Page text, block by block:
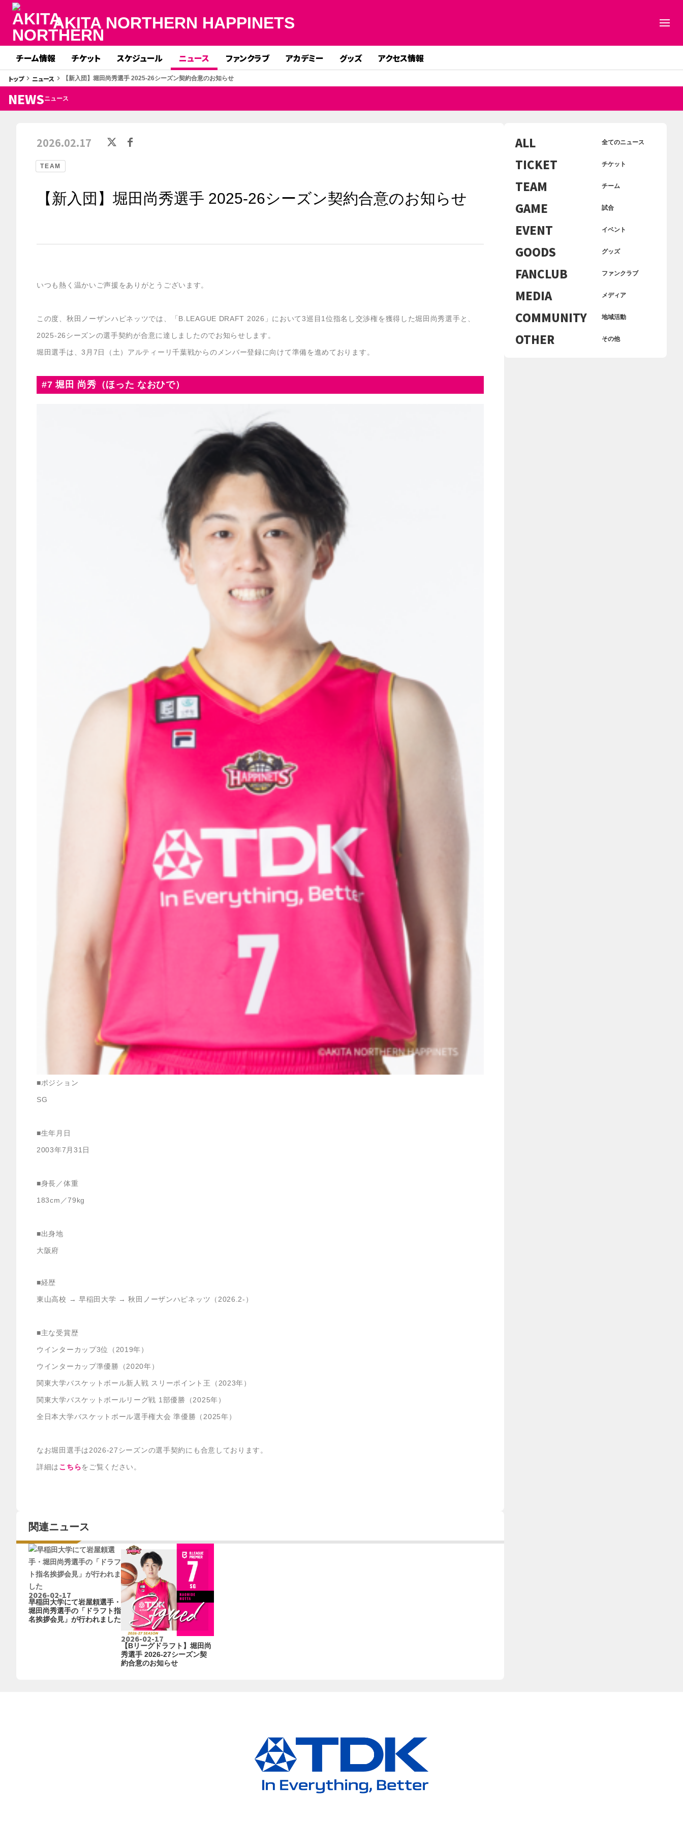
AKITA NORTHERN HAPPINETS
チーム情報 チケット スケジュール ニュース ファンクラブ アカデミー グッズ アクセス情報
トップkeyboard_arrow_right ニュース keyboard_arrow_right 【新入団】堀田尚秀選手 2025-26シーズン契約合意のお知らせ
NEWSニュース
TEAM
2026.02.17
【新入団】堀田尚秀選手 2025-26シーズン契約合意のお知らせ
いつも熱く温かいご声援をありがとうございます。
この度、秋田ノーザンハピネッツでは、「B.LEAGUE DRAFT 2026」において3巡目1位指名し交渉権を獲得した堀田尚秀選手と、
2025-26シーズンの選手契約が合意に達しましたのでお知らせします。
堀田選手は、3月7日（土）アルティーリ千葉戦からのメンバー登録に向けて準備を進めております。
#7 堀田 尚秀（ほった なおひで）
■ポジション
SG
■生年月日
2003年7月31日
■身長／体重
183cm／79kg
■出身地
大阪府
■経歴
東山高校 → 早稲田大学 → 秋田ノーザンハピネッツ（2026.2-）
■主な受賞歴
ウインターカップ3位（2019年）
ウインターカップ準優勝（2020年）
関東大学バスケットボール新人戦 スリーポイント王（2023年）
関東大学バスケットボールリーグ戦 1部優勝（2025年）
全日本大学バスケットボール選手権大会 準優勝（2025年）
なお堀田選手は2026-27シーズンの選手契約にも合意しております。
詳細はこちらをご覧ください。
関連ニュース
2026-02-17
早稲田大学にて岩屋頼選手・
堀田尚秀選手の「ドラフト指
名挨拶会見」が行われました
2026-02-17
【Bリーグドラフト】堀田尚
秀選手 2026-27シーズン契
約合意のお知らせ
ALL 全てのニュース
TICKET チケット
TEAM チーム
GAME 試合
EVENT イベント
GOODS グッズ
FANCLUB ファンクラブ
MEDIA メディア
COMMUNITY 地域活動
OTHER その他